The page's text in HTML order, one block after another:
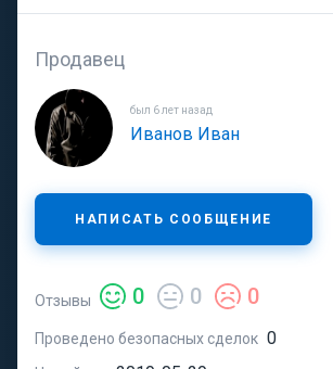
Продавец
был 6 лет назад
Иванов Иван
НАПИСАТЬ СООБЩЕНИЕ
Отзывы 0 0 0
Проведено безопасных сделок 0